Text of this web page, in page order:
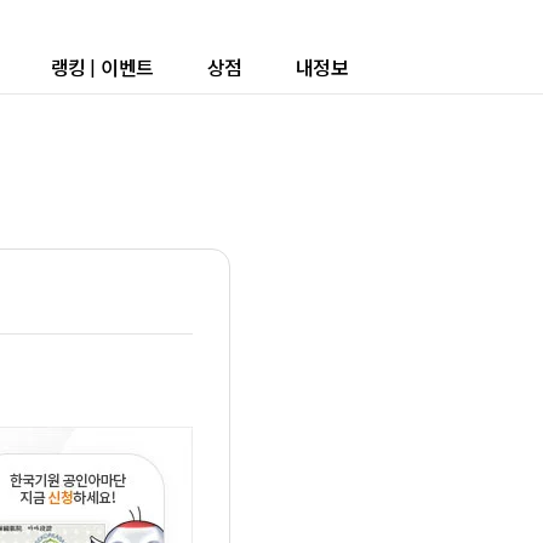
랭킹 | 이벤트 상점 내정보